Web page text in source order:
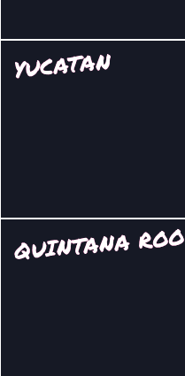
YUCATAN
QUINTANA ROO